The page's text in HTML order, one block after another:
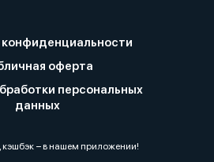
оферта
персональных
данных
кэшбэк − в нашем приложении!